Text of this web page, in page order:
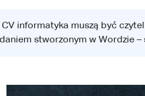
informatyka muszą być
stworzonym w Wordzie